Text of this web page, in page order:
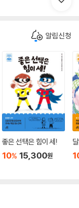
알림신청
좋은 선택은 힘이 세!
10% 15,300원